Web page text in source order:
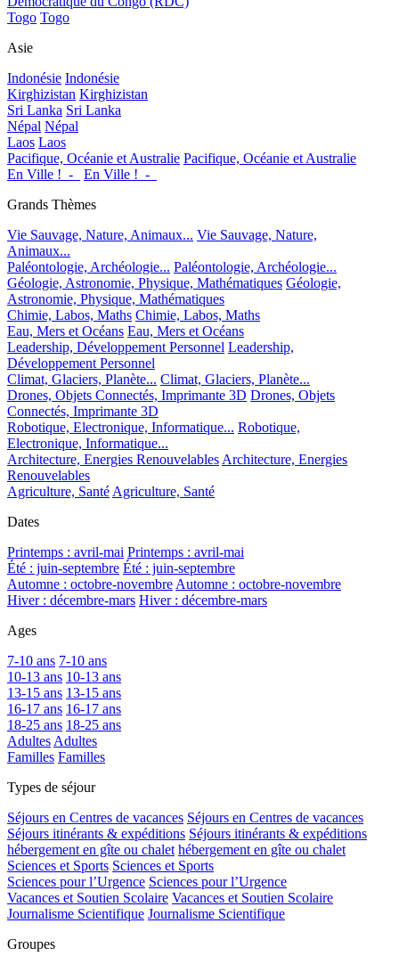
Togo Togo
Asie
Indonésie Indonésie
Kirghizistan Kirghizistan
Sri Lanka Sri Lanka
Népal Népal
Laos Laos
Pacifique, Océanie et Australie Pacifique, Océanie et Australie
En Ville !_-_
En Ville !_-_
Grands Thèmes
Vie Sauvage, Nature, Animaux... Vie Sauvage, Nature,
Animaux...
Paléontologie, Archéologie... Paléontologie, Archéologie...
Géologie, Astronomie, Physique, Mathématiques Géologie,
Astronomie, Physique, Mathématiques
Chimie, Labos, Maths Chimie, Labos, Maths
Eau, Mers et Océans Eau, Mers et Océans
Leadership, Développement Personnel Leadership,
Développement Personnel
Climat, Glaciers, Planète... Climat, Glaciers, Planète...
Drones, Objets Connectés, Imprimante 3D Drones, Objets
Connectés, Imprimante 3D
Robotique, Electronique, Informatique... Robotique,
Electronique, Informatique...
Architecture, Energies Renouvelables Architecture, Energies
Renouvelables
Agriculture, Santé Agriculture, Santé
Dates
Printemps : avril-mai Printemps : avril-mai
Été : juin-septembre Été : juin-septembre
Automne : octobre-novembre Automne : octobre-novembre
Hiver : décembre-mars Hiver : décembre-mars
Ages
7-10 ans 7-10 ans
10-13 ans 10-13 ans
13-15 ans 13-15 ans
16-17 ans 16-17 ans
18-25 ans 18-25 ans
Adultes Adultes
Familles Familles
Types de séjour
Séjours en Centres de vacances Séjours en Centres de vacances
Séjours itinérants & expéditions Séjours itinérants & expéditions
hébergement en gîte ou chalet hébergement en gîte ou chalet
Sciences et Sports Sciences et Sports
Sciences pour l’Urgence Sciences pour l’Urgence
Vacances et Soutien Scolaire Vacances et Soutien Scolaire
Journalisme Scientifique Journalisme Scientifique
Groupes